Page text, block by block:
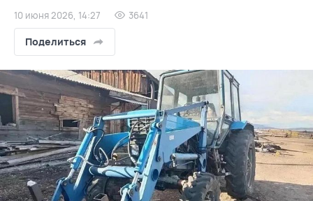
10 июня 2026, 14:27 3641
Поделиться